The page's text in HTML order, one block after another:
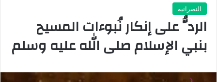
النصرانية
الردُّ على إنكار نُبوءات المسيح
بنبي الإسلام صلى الله عليه وسلم